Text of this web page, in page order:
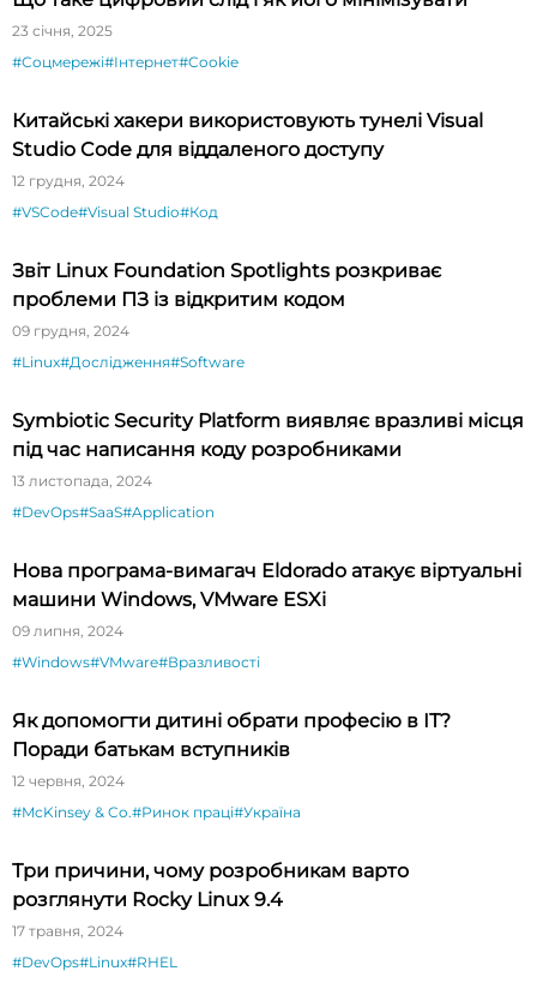
23 січня, 2025
#Соцмережі#Інтернет#Cookie
Китайські хакери використовують тунелі Visual
Studio Code для віддаленого доступу
12 грудня, 2024
#VSCode#Visual Studio#Код
Звіт Linux Foundation Spotlights розкриває
проблеми ПЗ із відкритим кодом
09 грудня, 2024
#Linux#Дослідження#Software
Symbiotic Security Platform виявляє вразливі місця
під час написання коду розробниками
13 листопада, 2024
#DevOps#SaaS#Application
Нова програма-вимагач Eldorado атакує віртуальні
машини Windows, VMware ESXi
09 липня, 2024
#Windows#VMware#Вразливості
Як допомогти дитині обрати професію в ІТ?
Поради батькам вступників
12 червня, 2024
#McKinsey & Co.#Ринок праці#Україна
Три причини, чому розробникам варто
розглянути Rocky Linux 9.4
17 травня, 2024
#DevOps#Linux#RHEL